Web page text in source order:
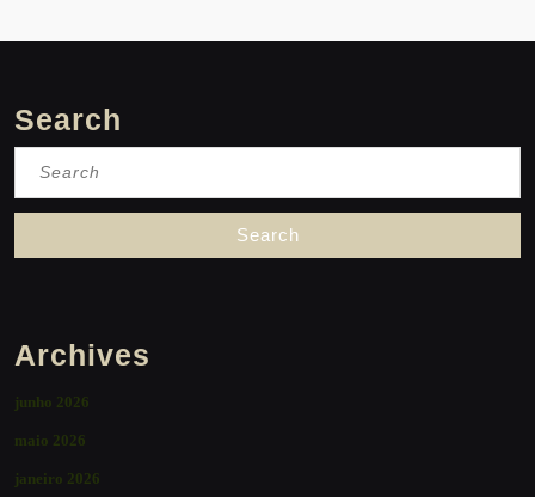
Search
Archives
junho 2026
maio 2026
janeiro 2026